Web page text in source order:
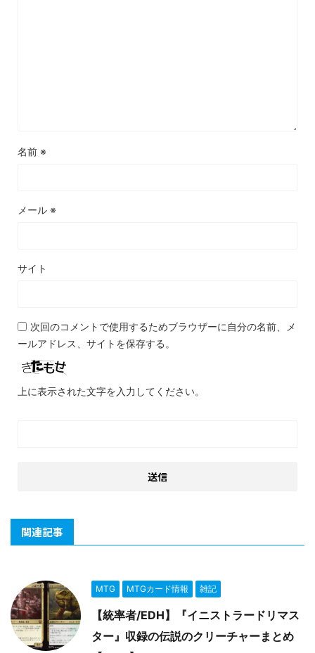
名前 ※
メール ※
サイト
次回のコメントで使用するためブラウザーに自分の名前、メ
ールアドレス、サイトを保存する。
上に表示された文字を入力してください。
関連記事
MTG MTGカード情報 雑記
【統率者/EDH】『イニストラードリマス
ター』収録の伝説のクリーチャーまとめ